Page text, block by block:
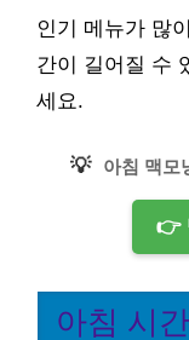
인기 메뉴가 많
간이 길어질 수
세요.
💡 아침 맥모
👉
아침 시